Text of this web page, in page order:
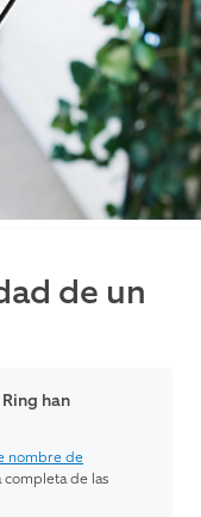
de un
han
nombre de
completa de las